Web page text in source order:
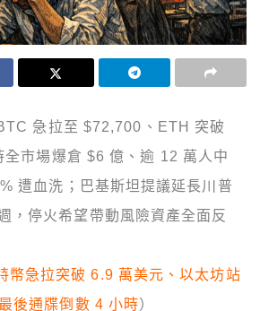
急拉至 $72,700、ETH 突破
市場爆倉 $6 億、逾 12 萬人中
遭血洗；巴基斯坦提議延長川普
，停火希望帶動風險資產全面反
幣急拉突破 6.9 萬美元、以太坊站
後通牒倒數 4 小時）